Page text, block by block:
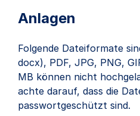
Anlagen
Folgende Dateiformate
docx), PDF, JPG, PNG,
MB können nicht
achte darauf, dass die
passwortgeschützt sind.